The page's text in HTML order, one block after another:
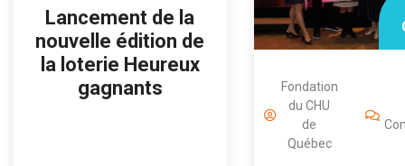
Lancement de la
nouvelle édition de
la loterie Heureux
gagnants
Fondation
du CHU
de
Québec